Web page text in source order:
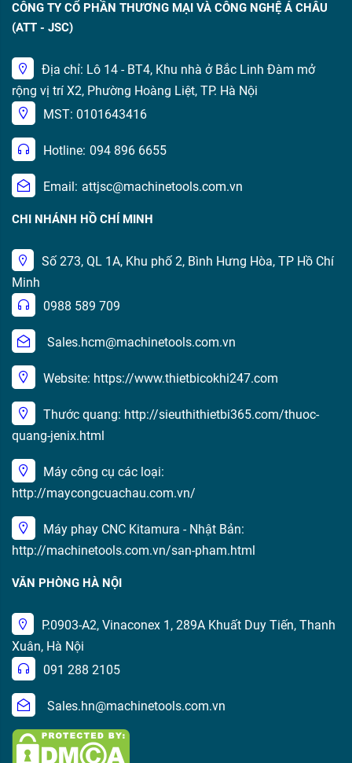
CÔNG TY CỔ PHẦN THƯƠNG MẠI VÀ CÔNG NGHỆ Á CHÂU
(ATT - JSC)
Địa chỉ: Lô 14 - BT4, Khu nhà ở Bắc Linh Đàm mở
rộng vị trí X2, Phường Hoàng Liệt, TP. Hà Nội
MST: 0101643416
Hotline: 094 896 6655
Email: attjsc@machinetools.com.vn
CHI NHÁNH HỒ CHÍ MINH
Số 273, QL 1A, Khu phố 2, Bình Hưng Hòa, TP Hồ Chí
Minh
0988 589 709
Sales.hcm@machinetools.com.vn
Website: https://www.thietbicokhi247.com
Thước quang: http://sieuthithietbi365.com/thuoc-
quang-jenix.html
Máy công cụ các loại:
http://maycongcuachau.com.vn/
Máy phay CNC Kitamura - Nhật Bản:
http://machinetools.com.vn/san-pham.html
VĂN PHÒNG HÀ NỘI
P.0903-A2, Vinaconex 1, 289A Khuất Duy Tiến, Thanh
Xuân, Hà Nội
091 288 2105
Sales.hn@machinetools.com.vn